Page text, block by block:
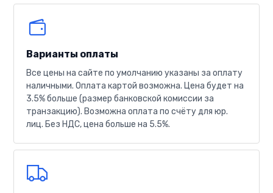
Варианты оплаты
Все цены на сайте по умолчанию указаны за оплату
наличными. Оплата картой возможна. Цена будет на
3.5% больше (размер банковской комиссии за
транзакцию). Возможна оплата по счёту для юр.
лиц. Без НДС, цена больше на 5.5%.